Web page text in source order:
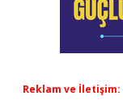
Reklam ve İletişim: